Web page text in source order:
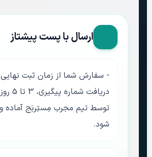
ارسال با پست پیشتاز
- سفارش شما از زمان ثبت
دریافت شماره پیگیری،
3
توسط تیم مجرب مِستِربَج آماده
شود.